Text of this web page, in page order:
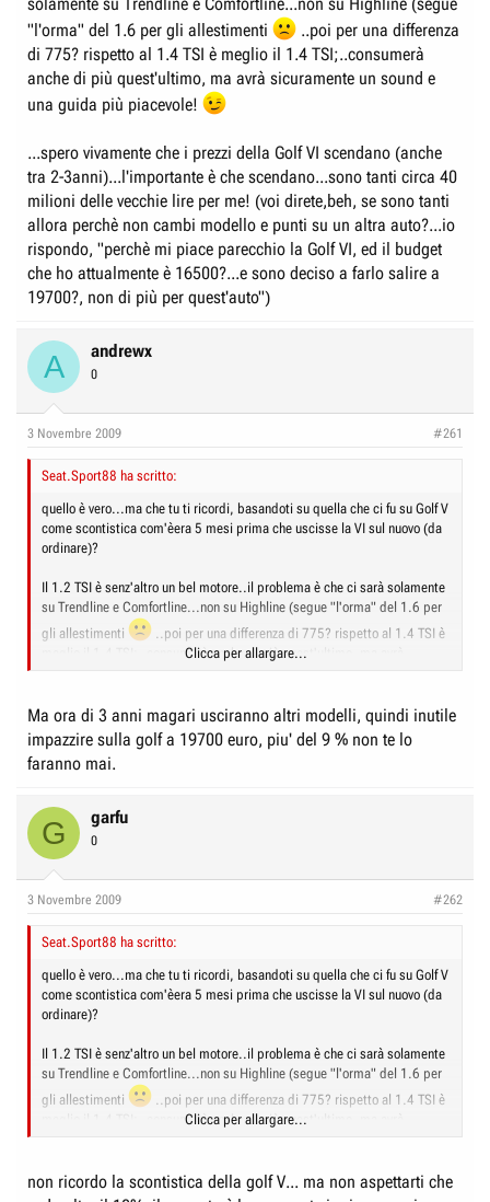
"l'orma" del 1.6 per gli allestimenti
..poi per una differenza
di 775? rispetto al 1.4 TSI è meglio il 1.4 TSI;..consumerà
anche di più quest'ultimo, ma avrà sicuramente un sound e
una guida più piacevole!
...spero vivamente che i prezzi della Golf VI scendano (anche
tra 2-3anni)...l'importante è che scendano...sono tanti circa 40
milioni delle vecchie lire per me! (voi direte,beh, se sono tanti
allora perchè non cambi modello e punti su un altra auto?...io
rispondo, "perchè mi piace parecchio la Golf VI, ed il budget
che ho attualmente è 16500?...e sono deciso a farlo salire a
19700?, non di più per quest'auto")
A andrewx
0
3 Novembre 2009 #261
Seat.Sport88 ha scritto:
quello è vero...ma che tu ti ricordi, basandoti su quella che ci fu su Golf V
come scontistica com'èera 5 mesi prima che uscisse la VI sul nuovo (da
ordinare)?
Il 1.2 TSI è senz'altro un bel motore..il problema è che ci sarà solamente
su Trendline e Comfortline...non su Highline (segue "l'orma" del 1.6 per
gli allestimenti
..poi per una differenza di 775? rispetto al 1.4 TSI è
meglio il 1.4 TSI;..consumerà anche di più quest'ultimo, ma avrà
...spero vivamente che i prezzi della Golf VI scendano (anche tra 2-
3anni)...l'importante è che scendano...sono tanti circa 40 milioni delle
vecchie lire per me! (voi direte,beh, se sono tanti allora perchè non cambi
deciso a farlo salire a 19700?, non di più per quest'auto")
Clicca per allargare...
Ma ora di 3 anni magari usciranno altri modelli, quindi inutile
impazzire sulla golf a 19700 euro, piu' del 9 % non te lo
faranno mai.
G garfu
0
3 Novembre 2009 #262
Seat.Sport88 ha scritto:
quello è vero...ma che tu ti ricordi, basandoti su quella che ci fu su Golf V
come scontistica com'èera 5 mesi prima che uscisse la VI sul nuovo (da
ordinare)?
Il 1.2 TSI è senz'altro un bel motore..il problema è che ci sarà solamente
su Trendline e Comfortline...non su Highline (segue "l'orma" del 1.6 per
gli allestimenti
..poi per una differenza di 775? rispetto al 1.4 TSI è
meglio il 1.4 TSI;..consumerà anche di più quest'ultimo, ma avrà
...spero vivamente che i prezzi della Golf VI scendano (anche tra 2-
Clicca per allargare...
non ricordo la scontistica della golf V... ma non aspettarti che